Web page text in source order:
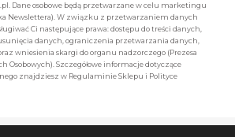
Dane osobowe będą przetwarzane w celu marketingu
Newslettera). W związku z przetwarzaniem danych
Ci następujące prawa: dostępu do treści danych,
danych, ograniczenia przetwarzania danych,
wniesienia skargi do organu nadzorczego (Prezesa
Osobowych). Szczegółowe informacje dotyczące
znajdziesz w Regulaminie Sklepu i Polityce